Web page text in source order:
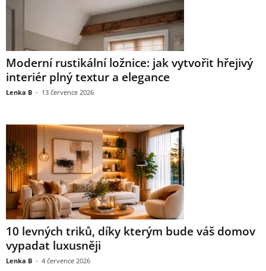
Moderní rustikální ložnice: jak vytvořit hřejivý
interiér plný textur a elegance
Lenka B - 13 července 2026
10 levných triků, díky kterým bude váš domov
vypadat luxusněji
Lenka B - 4 července 2026